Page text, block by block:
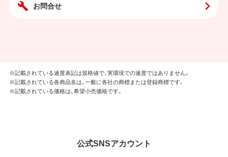
お問合せ
※記載されている速度表記は規格値で、実環境での速度ではありません。
※記載されている各商品名は、一般に各社の商標または登録商標です。
※記載されている価格は、希望小売価格です。
公式SNSアカウント